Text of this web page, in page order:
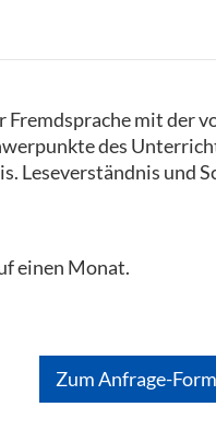
mit der
des
Leseverständnis und
einen Monat.
Zum Anfrage-